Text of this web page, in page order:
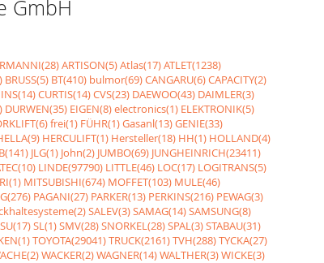
GmbH
ARTISON(5)Atlas(17)ATLET(1238)
BRUSS(5) BT(410) bulmor(69)CANGARU(6)CAPACITY(2)
CURTIS(14)CVS(23) DAEWOO(43) DAIMLER(3)
DURWEN(35) EIGEN(8)electronics(1) ELEKTRONIK(5)
frei(1) FÜHR(1)Gasanl(13)GENIE(33)
HERCULIFT(1) Hersteller(18) HH(1) HOLLAND(4)
JLG(1) John(2) JUMBO(69) JUNGHEINRICH(23411)
LINDE(97790) LITTLE(46) LOC(17) LOGITRANS(5)
MITSUBISHI(674) MOFFET(103) MULE(46)
PAGANI(27) PARKER(13) PERKINS(216) PEWAG(3)
SALEV(3)SAMAG(14)SAMSUNG(8)
SL(1)SMV(28)SNORKEL(28)SPAL(3)STABAU(31)
TOYOTA(29041)TRUCK(2161)TVH(288)TYCKA(27)
WACKER(2)WAGNER(14)WALTHER(3)WICKE(3)